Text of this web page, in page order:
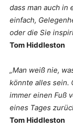
dass man auch in
einfach,
oder die Sie
Tom Hiddleston
„Man weiß nie,
könnte alles sein.
immer einen Fuß
eines Tages
Tom Hiddleston